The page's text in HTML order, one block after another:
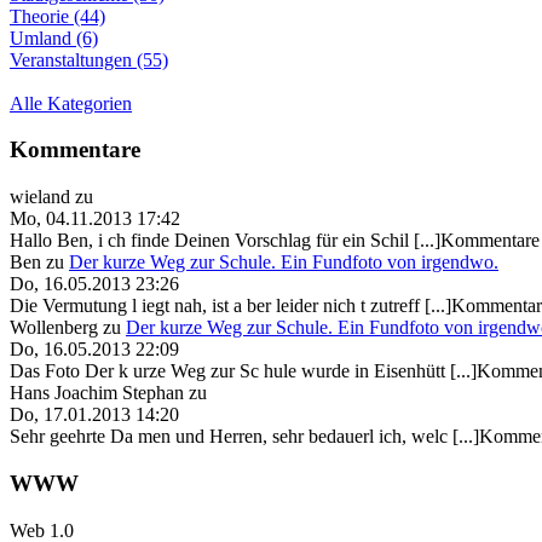
Theorie (44)
Umland (6)
Veranstaltungen (55)
Alle Kategorien
Kommentare
wieland zu
Mo, 04.11.2013 17:42
Hallo Ben, i ch finde Deinen Vorschlag für ein Schil
Ben zu Der kurze Weg zur Schule. Ein Fundfoto von irgendwo.
Do, 16.05.2013 23:26
Die Vermutung l iegt nah, ist a ber leider nich t zutreff
Wollenberg zu Der kurze Weg zur Schule. Ein Fundfoto von
Do, 16.05.2013 22:09
Das Foto Der k urze Weg zur Sc hule wurde in Eisenhütt
Hans Joachim Stephan zu
Do, 17.01.2013 14:20
Sehr geehrte Da men und Herren, sehr bedauerl ich, welc
WWW
Web 1.0